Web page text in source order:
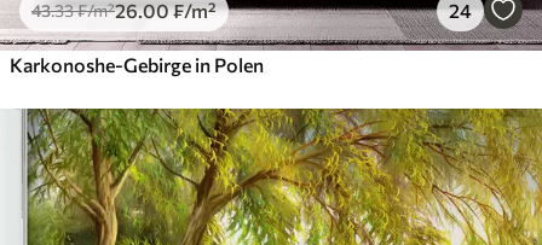
43.33₣/m²26.00₣/m² 24
Karkonoshe-Gebirge in Polen